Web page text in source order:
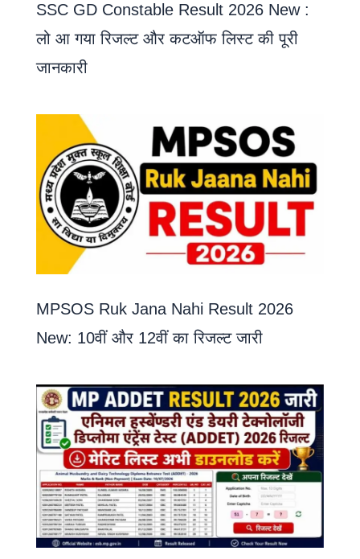
SSC GD Constable Result 2026 New :
लो आ गया रिजल्ट और कटऑफ लिस्ट की पूरी
जानकारी
MPSOS Ruk Jana Nahi Result 2026
New: 10वीं और 12वीं का रिजल्ट जारी